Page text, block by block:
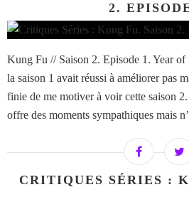
2.
Kung Fu // Saison 2. Episode 1. Year
la saison 1 avait réussi à améliorer pas
finie de me motiver à voir cette saison
offre des moments sympathiques mais
CRITIQUES SÉRIES :